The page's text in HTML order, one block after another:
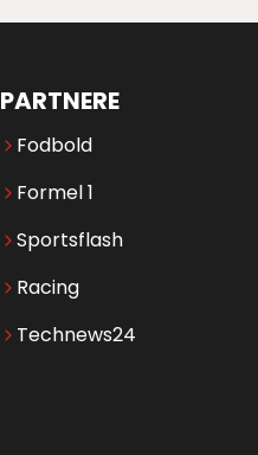
PARTNERE
Fodbold
Formel 1
Sportsflash
Racing
Technews24